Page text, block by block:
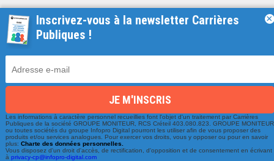
Une équipe à votre écoute
du lundi au vendredi de 9h à 17h
01 79 06 76 68
info@carrieres-publiques.com
Inscrivez-vous à la newsletter Carrières
Publiques !
Les informations à caractère personnel recueillies font l'objet d'un traitement par Carrières
Publiques de la société GROUPE MONITEUR, RCS Créteil 403.080.823. GROUPE MONITEUR
ou toutes sociétés du groupe Infopro Digital pourront les utiliser afin de vous proposer des
produits et/ou services analogues. Pour exercer vos droits, vous y opposer ou pour en savoir
plus:Charte des données personnelles.
Vous disposez d'un droit d'accès, de rectification, d'opposition et de consentement en écrivant
àprivacy-cp@infopro-digital.com
×